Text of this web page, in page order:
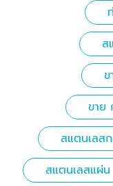
ส
ขาย
สแตนเลส
สแตนเลสแผ่น